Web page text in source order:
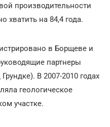
производительности
хватить на 84,4 года.
в Борщеве и
партнеры
В 2007-2010 годах
геологическое
участке.